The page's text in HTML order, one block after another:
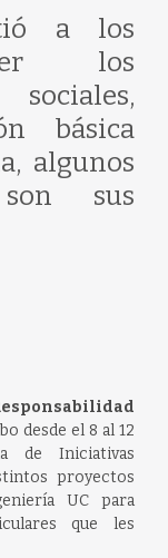
a los
los
sociales,
básica
algunos
sus
desde el 8 al 12
de Iniciativas
proyectos
UC para
que les